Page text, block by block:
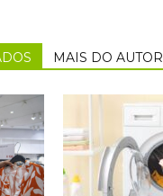
MAIS DO AUTOR